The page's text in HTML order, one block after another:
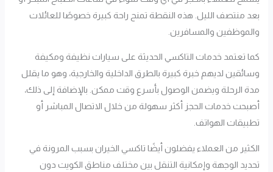
بعد منتصف الليل. هذه النقطة تمنح راحة كبيرة خصوصًا للعائلات
والموظفين والمسافرين.
كما تعتمد خدمات التاكسي الحديثة على سيارات نظيفة ومكيفة
وسائقين لديهم خبرة كبيرة بالطرق الداخلية والخارجية، وهو ما يقلل
مدة الرحلة ويضمن الوصول بأسرع وقت ممكن. بالإضافة إلى ذلك،
أصبحت خدمات الحجز أكثر سهولة من خلال الاتصال المباشر أو
تطبيقات الهواتف.
الكثير من العملاء يفضلون أيضًا تاكسي الخيران بسبب المرونة في
تحديد الوجهة وإمكانية التنقل بين مختلف مناطق الكويت دون